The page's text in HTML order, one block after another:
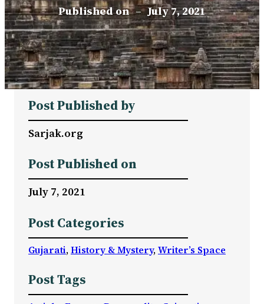
Published on – July 7, 2021
Post Published by
Sarjak.org
Post Published on
July 7, 2021
Post Categories
Gujarati, History & Mystery, Writer’s Space
Post Tags